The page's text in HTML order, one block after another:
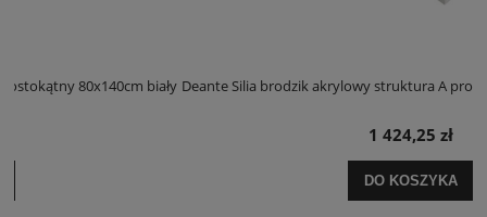
Deante Silia brodzik akrylowy struktura A prostokątny 100x120cm biały